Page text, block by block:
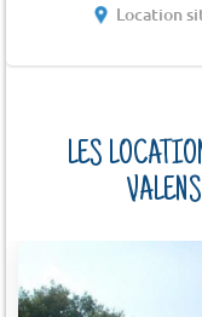
Location
LES